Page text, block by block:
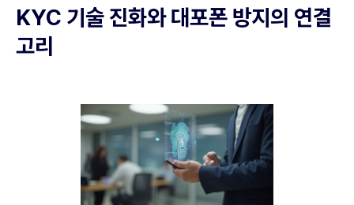
KYC 기술 진화와 대포폰 방지의 연결
고리